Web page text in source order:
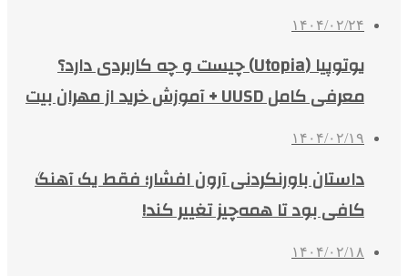
۱۴۰۴/۰۲/۲۴
یوتوپیا (Utopia) چیست و چه کاربردی دارد؟
معرفی کامل UUSD + آموزش خرید از مهران بیت
۱۴۰۴/۰۲/۱۹
داستان باورنکردنی آرون افشار؛ فقط یک آهنگ
کافی بود تا همه‌چیز تغییر کند!
۱۴۰۴/۰۲/۱۸